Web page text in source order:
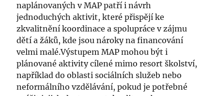
naplánovaných v MAP patří i návrh
jednoduchých aktivit, které přispějí ke
zkvalitnění koordinace a spolupráce v zájmu
dětí a žáků, kde jsou nároky na financování
velmi malé.Výstupem MAP mohou být i
plánované aktivity cílené mimo resort školství,
například do oblasti sociálních služeb nebo
neformálního vzdělávání, pokud je potřebné